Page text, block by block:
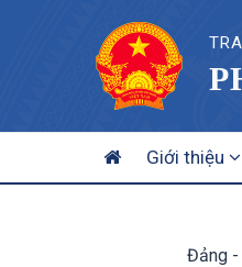
NAVIGATION
Giới thiệu
Đảng -